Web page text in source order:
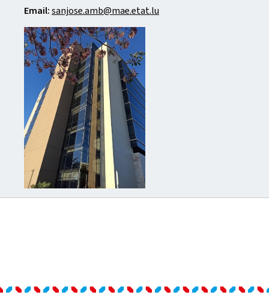
Email:sanjose.amb@mae.etat.lu